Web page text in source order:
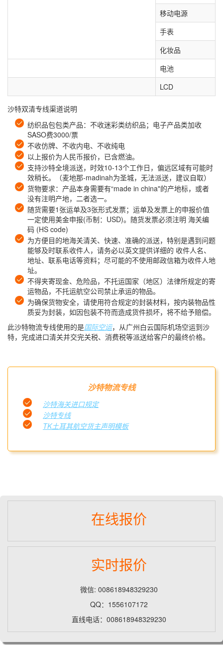
移动电源
手表
化妆品
电池
LCD
沙特双清专线渠道说明
纺织品包包类产品：不收迷彩类纺织品；电子产品类加收
SASO费3000/票
不收仿牌、不收内电、不收纯电
以上报价为人民币报价，已含燃油。
支持沙特全境派送，时效10-13个工作日，偏远区域有可能时
效稍长。（麦地那-madinah为圣城，无法派送，建议自取）
货物要求：产品本身需要有“made in china"的产地标，或者
没有注明产地，二者选一。
随货需要1张运单及3张形式发票；运单及发票上的申报价值
一定使用美金申报(币制：USD)。随货发票必须注明 海关编
码 (HS code)
为方便目的地海关清关、快速、准确的派送，特别是遇到问题
能够及时联系收件人，请务必以英文提供详细的 收件人名、
地址、联系电话等资料；尽可能的不使用邮政信箱为收件人地
址。
不得夹寄现金、危险品，不托运国家（地区）法律所规定的寄
运物品，不托运航空公司禁止承运的物品。
为确保货物安全，请使用符合规定的封装材料，按内装物品性
质妥为封装，如因包装不符而造成货件损坏，将不给予赔偿。
此沙特物流专线使用的是国际空运，从广州白云国际机场空运到沙
特，完成进口清关并交完关税、消费税等派送给客户的最终价格。
沙特物流专线
沙特海关进口规定
沙特专线
TK土耳其航空货主声明模板
在线报价
实时报价
微信: 008618948329230
QQ：1556107172
直线电话：008618948329230